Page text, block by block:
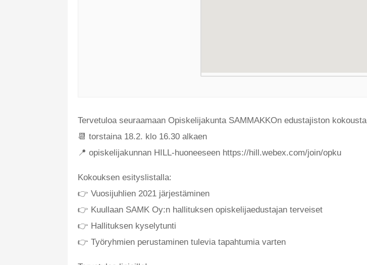
Tervetuloa seuraamaan Opiskelijakunta SAMMAKKOn edustajiston kokousta
📆 torstaina 18.2. klo 16.30 alkaen
📍 opiskelijakunnan HILL-huoneeseen https://hill.webex.com/join/opku
Kokouksen esityslistalla:
👉 Vuosijuhlien 2021 järjestäminen
👉 Kuullaan SAMK Oy:n hallituksen opiskelijaedustajan terveiset
👉 Hallituksen kyselytunti
👉 Työryhmien perustaminen tulevia tapahtumia varten